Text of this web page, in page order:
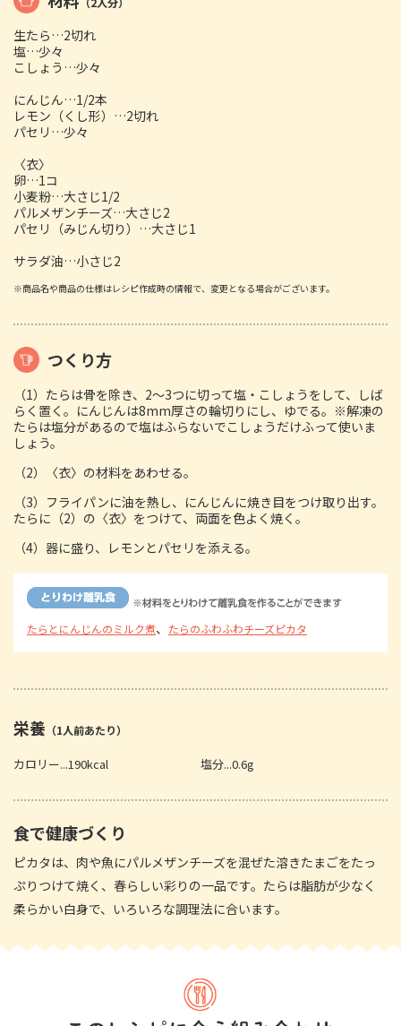
生たら…2切れ
塩…少々
こしょう…少々
にんじん…1/2本
レモン（くし形）…2切れ
パセリ…少々
〈衣〉
卵…1コ
小麦粉…大さじ1/2
パルメザンチーズ…大さじ2
パセリ（みじん切り）…大さじ1
サラダ油…小さじ2
※商品名や商品の仕様はレシピ作成時の情報で、変更となる場合がございます。
つくり方
（1）たらは骨を除き、2～3つに切って塩・こしょうをして、しば
らく置く。にんじんは8mm厚さの輪切りにし、ゆでる。※解凍の
たらは塩分があるので塩はふらないでこしょうだけふって使いま
しょう。
（2）〈衣〉の材料をあわせる。
（3）フライパンに油を熱し、にんじんに焼き目をつけ取り出す。
たらに（2）の〈衣〉をつけて、両面を色よく焼く。
（4）器に盛り、レモンとパセリを添える。
たらとにんじんのミルク煮、 たらのふわふわチーズピカタ
栄養 （1人前あたり）
カロリー...190kcal 塩分...0.6g
食で健康づくり
ピカタは、肉や魚にパルメザンチーズを混ぜた溶きたまごをたっ
ぷりつけて焼く、春らしい彩りの一品です。たらは脂肪が少なく
柔らかい白身で、いろいろな調理法に合います。